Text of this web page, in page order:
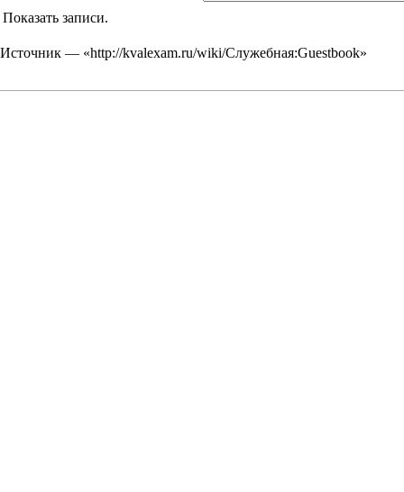
Показать записи.
Источник — «http://kvalexam.ru/wiki/Служебная:Guestbook»